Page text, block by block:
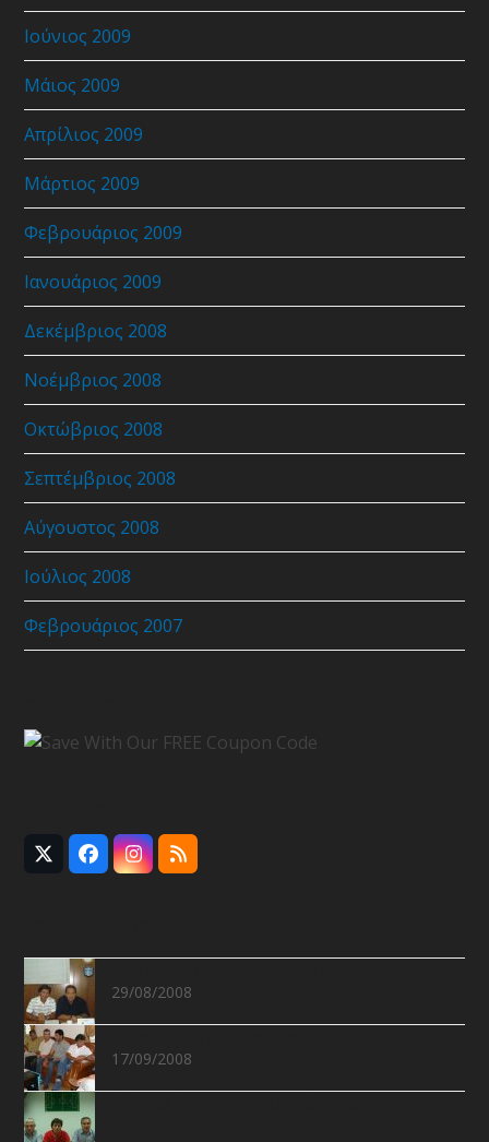
Ιούνιος 2009
Μάιος 2009
Απρίλιος 2009
Μάρτιος 2009
Φεβρουάριος 2009
Ιανουάριος 2009
Δεκέμβριος 2008
Νοέμβριος 2008
Οκτώβριος 2008
Σεπτέμβριος 2008
Αύγουστος 2008
Ιούλιος 2008
Φεβρουάριος 2007
Twitter
(deprecated)
Facebook
Instagram
RSS
29/08/2008
17/09/2008